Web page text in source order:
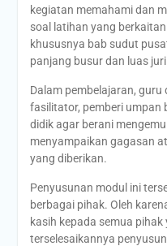
kegiatan memahami dan
soal latihan yang
khususnya bab sudut
panjang busur dan luas
Dalam pembelajaran,
fasilitator, pemberi umpan
didik agar berani
menyampaikan gagasan
yang diberikan.
Penyusunan modul ini
berbagai pihak. Oleh
kasih kepada semua
terselesaikannya